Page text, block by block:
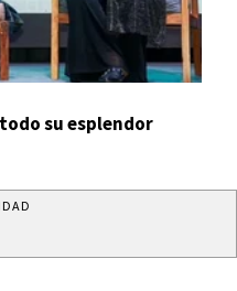
su esplendor